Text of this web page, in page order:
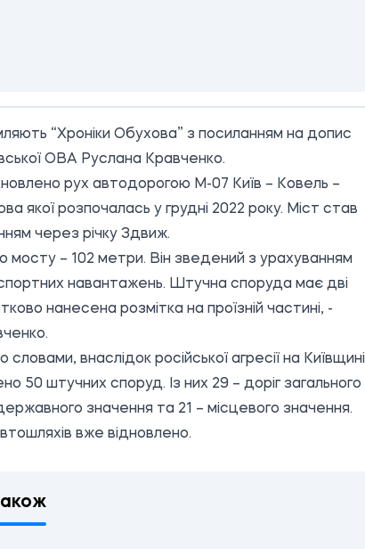
“Хроніки Обухова” з посиланням на допис
ОВА Руслана Кравченко.
рух автодорогою М-07 Київ – Ковель –
якої розпочалась у грудні 2022 року. Міст став
через річку Здвиж.
мосту – 102 метри. Він зведений з урахуванням
навантажень. Штучна споруда має дві
нанесена розмітка на проїзній частині, -
словами, внаслідок російської агресії на Київщині
50 штучних споруд. Із них 29 – доріг загального
значення та 21 – місцевого значення.
вже відновлено.